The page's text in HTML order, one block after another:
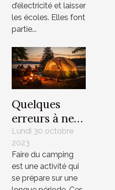
d’électricité et laisser
les écoles. Elles font
partie...
Quelques
erreurs à ne
pas
commettre
pendant un
camping ?
Lundi 30 octobre
2023
Faire du camping
est une activité qui
se prépare sur une